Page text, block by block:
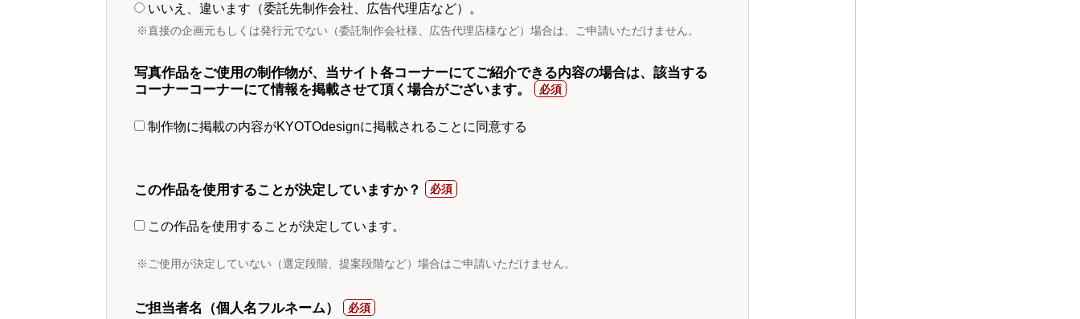
いいえ、違います（委託先制作会社、広告代理店など）。
※直接の企画元もしくは発行元でない（委託制作会社様、広告代理店様など）場合は、ご申請いただけません。
写真作品をご使用の制作物が、当サイト各コーナーにてご紹介できる内容の場合は、該当する
コーナーコーナーにて情報を掲載させて頂く場合がございます。
制作物に掲載の内容がKYOTOdesignに掲載されることに同意する
この作品を使用することが決定していますか？
この作品を使用することが決定しています。
※ご使用が決定していない（選定段階、提案段階など）場合はご申請いただけません。
ご担当者名（個人名フルネーム）